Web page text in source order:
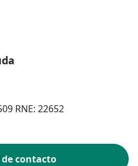
RNE: 22652
contacto